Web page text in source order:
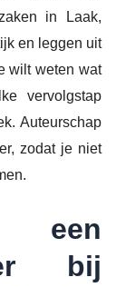
in Laak,
en leggen uit
wilt weten wat
vervolgstap
Auteurschap
zodat je niet
een
bij